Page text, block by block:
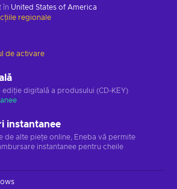
în United States of America
regionale
de activare
ediție digitală a produsului (CD-KEY)
instantanee
de alte piețe online, Eneba vă permite
instantanee pentru cheile